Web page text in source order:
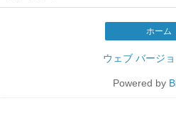
ホーム
ウェブ バージ
Powered by